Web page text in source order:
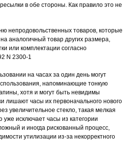
в обе стороны. Как правило это не
непродовольственных товаров, которые
аналогичный товар других размера,
или комплектации согласно
N 2300-1
на часах за один день могут
напоминающие тонкую
хотя и могут быть невидимы
лишают часы их первоначального нового
увеличительное стекло, такая мелкая
уже исключает часы из категории
и иногда рискованный процесс,
утилизации из-за некорректного